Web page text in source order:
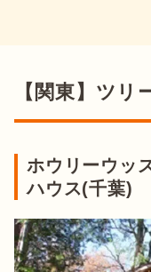
【関東】ツリ
ホウリーウッ
ハウス(千葉)